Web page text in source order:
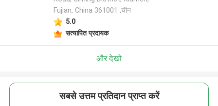
Fujian, China 361001 ,चीन
5.0
सत्यापित प्रदायक
और देखो
सबसे उत्तम प्रतिदान प्राप्त करें